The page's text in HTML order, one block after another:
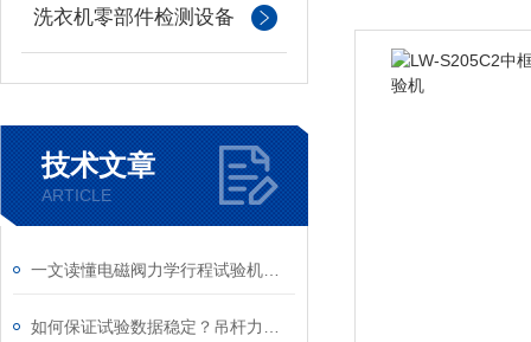
洗衣机零部件检测设备
技术文章
ARTICLE